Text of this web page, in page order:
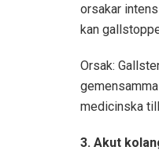
orsakar
kan
Orsak:
medicinska
3. Akut